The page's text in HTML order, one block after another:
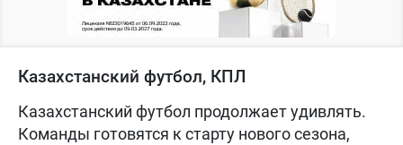
Казахстанский футбол, КПЛ
Казахстанский футбол продолжает удивлять.
Команды готовятся к старту нового сезона,